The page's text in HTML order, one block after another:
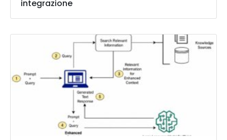
integrazione